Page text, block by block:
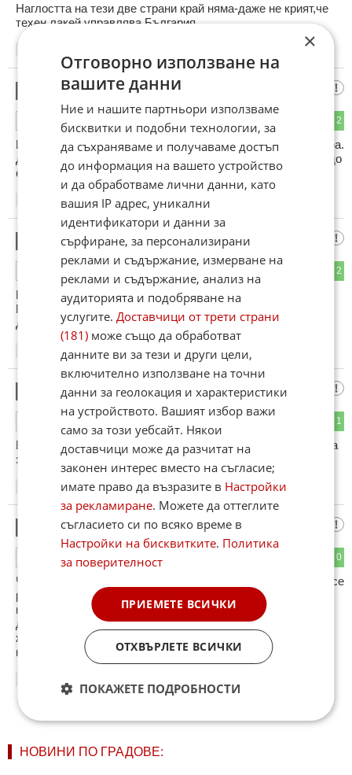
Наглостта на тези две страни край няма-даже не крият,че
техен лакей управлява България.
Бай хой
2
И аз ги подкрепям в оставката им като всички разумни хора.
Добрия гербер е сваленият от власт. Сега да продължим до
елиминиране на останалата червена мафия.
21.02.2013
ЛУД ЛЕР
2
ОТГОВОР
ВСЕКИ РАБОТОДАТЕЛ СИ ХВАЛИ КАЛПАВИТЕ
РАБОТНИЦИ КАТО ГЛЕДА ДА ГИ НАБУТА НА НЯКОЙ
ДРУГ , ЧЕ ДА МУ СЕ МАХАТ ОТ ГЛАВАТА
mechka
1
Емигрирай в тия страни , единствената подкрепа която има
значение е нашата предател !
21.02.2013
муспи
0
Чифутите когато ги набутат най после в концлагери за да се
реши окончателно еврейския въпрос, ще хленчат - ние се
надяваме че добрите отношения между еврейския и
другите народи ще се развиват и процъфтяват. Само
жените им ще крещят истерично - какво толкоз сме
направили?!
НОВИНИ ПО ГРАДОВЕ:
×
Отговорно използване на
вашите данни
Ние и нашите партньори използваме
бисквитки и подобни технологии, за
да съхраняваме и получаваме достъп
до информация на вашето устройство
и да обработваме лични данни, като
вашия IP адрес, уникални
идентификатори и данни за
сърфиране, за персонализирани
реклами и съдържание, измерване на
реклами и съдържание, анализ на
аудиторията и подобряване на
услугите.Доставчици от трети страни
(181) може също да обработват
данните ви за тези и други цели,
включително използване на точни
данни за геолокация и характеристики
на устройството. Вашият избор важи
само за този уебсайт. Някои
доставчици може да разчитат на
законен интерес вместо на съгласие;
имате право да възразите в Настройки
за рекламиране. Можете да оттеглите
съгласието си по всяко време в
Настройки на бисквитките. Политика
за поверителност
ПРИЕМЕТЕ ВСИЧКИ
ОТХВЪРЛЕТЕ ВСИЧКИ
ПОКАЖЕТЕ ПОДРОБНОСТИ